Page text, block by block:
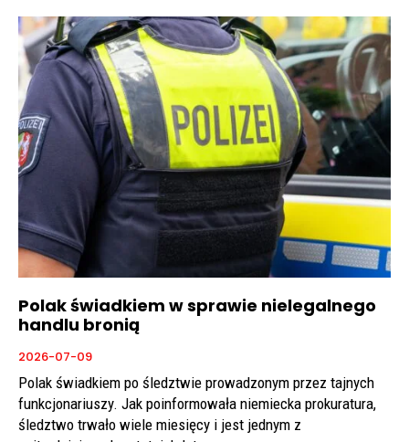
Polak świadkiem w sprawie nielegalnego
handlu bronią
2026-07-09
Polak świadkiem po śledztwie prowadzonym przez tajnych
funkcjonariuszy. Jak poinformowała niemiecka prokuratura,
śledztwo trwało wiele miesięcy i jest jednym z